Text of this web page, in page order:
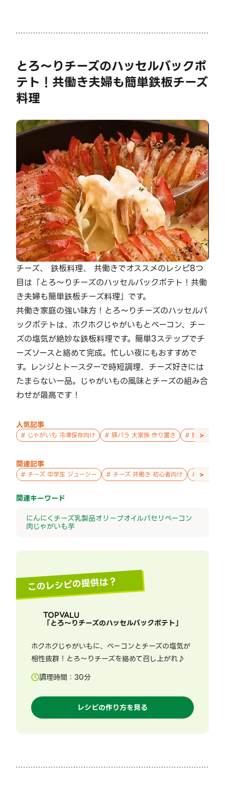
とろ～りチーズのハッセルバックポ
テト！共働き夫婦も簡単鉄板チーズ
料理
チーズ、 鉄板料理、 共働きでオススメのレシピ8つ
目は「とろ～りチーズのハッセルバックポテト！共働
き夫婦も簡単鉄板チーズ料理」です。
共働き家庭の強い味方！とろ～りチーズのハッセルバ
ックポテトは、ホクホクじゃがいもとベーコン、チー
ズの塩気が絶妙な鉄板料理です。簡単3ステップでチ
ーズソースと絡めて完成。忙しい夜にもおすすめで
す。レンジとトースターで時短調理、チーズ好きには
たまらない一品。じゃがいもの風味とチーズの組み合
わせが最高です！
人気記事
# じゃがいも 冷凍保存向け # 豚バラ 大家族 作り置き # 鮭 親子 作
>
関連記事
# チーズ 中学生 ジューシー # チーズ 共働き 初心者向け # チーズ
>
関連キーワード
にんにくチーズ乳製品オリーブオイルパセリベーコン
肉じゃがいも芋
このレシピの提供は？
TOPVALU
「とろ～りチーズのハッセルバックポテト」
ホクホクじゃがいもに、ベーコンとチーズの塩気が
相性抜群！とろ～りチーズを絡めて召し上がれ♪
調理時間： 30分
レシピの作り方を見る